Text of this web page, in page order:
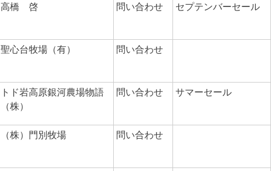
高橋 啓 問い合わせ セプテンバーセール
聖心台牧場（有） 問い合わせ
トド岩高原銀河農場物語
（株）
問い合わせ サマーセール
（株）門別牧場 問い合わせ